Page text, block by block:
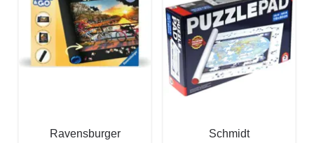
Ravensburger
Schmidt